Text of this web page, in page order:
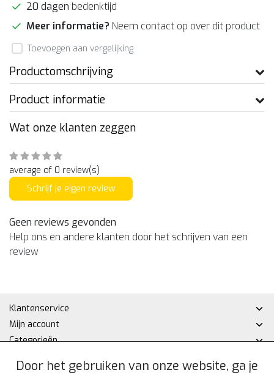
20 dagen bedenktijd
Meer informatie? Neem contact op over dit product
Toevoegen aan vergelijking
Productomschrijving
Product informatie
Wat onze klanten zeggen
average of 0 review(s)
Schrijf je eigen review
Geen reviews gevonden
Help ons en andere klanten door het schrijven van een
review
Klantenservice
Mijn account
Categorieën
Door het gebruiken van onze website, ga je